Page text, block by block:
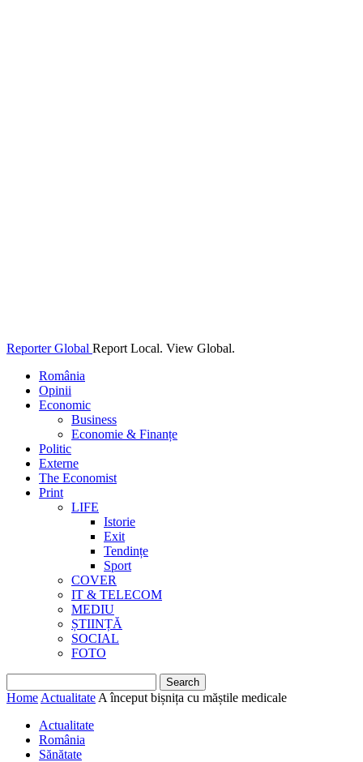
Reporter Global Report Local. View Global.
România
Opinii
Economic
Business
Economie & Finanțe
Politic
Externe
The Economist
Print
LIFE
Istorie
Exit
Tendințe
Sport
COVER
IT & TELECOM
MEDIU
ȘTIINȚĂ
SOCIAL
FOTO
Home Actualitate A început bișnița cu măștile medicale
Actualitate
România
Sănătate